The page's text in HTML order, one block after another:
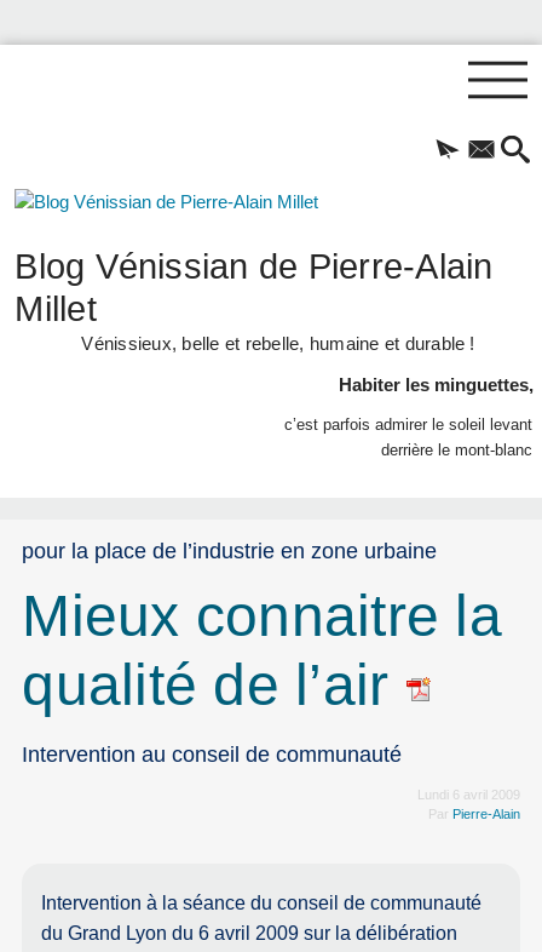
Blog Vénissian de Pierre-Alain
Millet
Vénissieux, belle et rebelle, humaine et durable !
Habiter les minguettes,
c’est parfois admirer le soleil levant
derrière le mont-blanc
pour la place de l’industrie en zone urbaine
Mieux connaitre la
qualité de l’air
Intervention au conseil de communauté
Lundi 6 avril 2009
Par Pierre-Alain
Intervention à la séance du conseil de communauté
du Grand Lyon du 6 avril 2009 sur la délibération